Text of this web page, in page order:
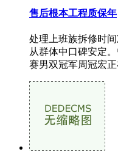
售后根本工程质保年
处理上班族拆修时
从群体中口碑安定
赛男双冠军周冠宏